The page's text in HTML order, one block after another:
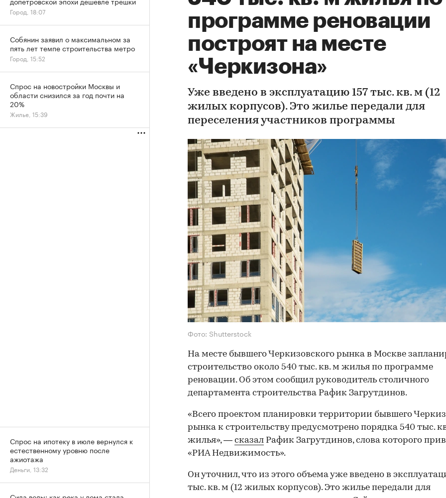
программе реновации
построят на месте
«Черкизона»
Уже введено в эксплуатацию 157 тыс. кв. м (12
жилых корпусов). Это жилье передали для
переселения участников программы
Фото: Shutterstock
На месте бывшего Черкизовского рынка в Москве
строительство около 540 тыс. кв. м жилья по программе
реновации. Об этом сообщил руководитель столичного
департамента строительства Рафик Загрутдинов.
«Всего проектом планировки территории бывшего
рынка к строительству предусмотрено порядка 540 тыс.
жилья», — сказал Рафик Загрутдинов, слова которого
«РИА Недвижимость».
Он уточнил, что из этого объема уже введено в
тыс. кв. м (12 жилых корпусов). Это жилье передали для
Город, 18:07
Собянин заявил о максимальном за
пять лет темпе строительства метро
Город, 15:52
Спрос на новостройки Москвы и
области снизился за год почти на
20%
Жилье, 15:39
Спрос на ипотеку в июле вернулся к
естественному уровню после
ажиотажа
Деньги, 13:32